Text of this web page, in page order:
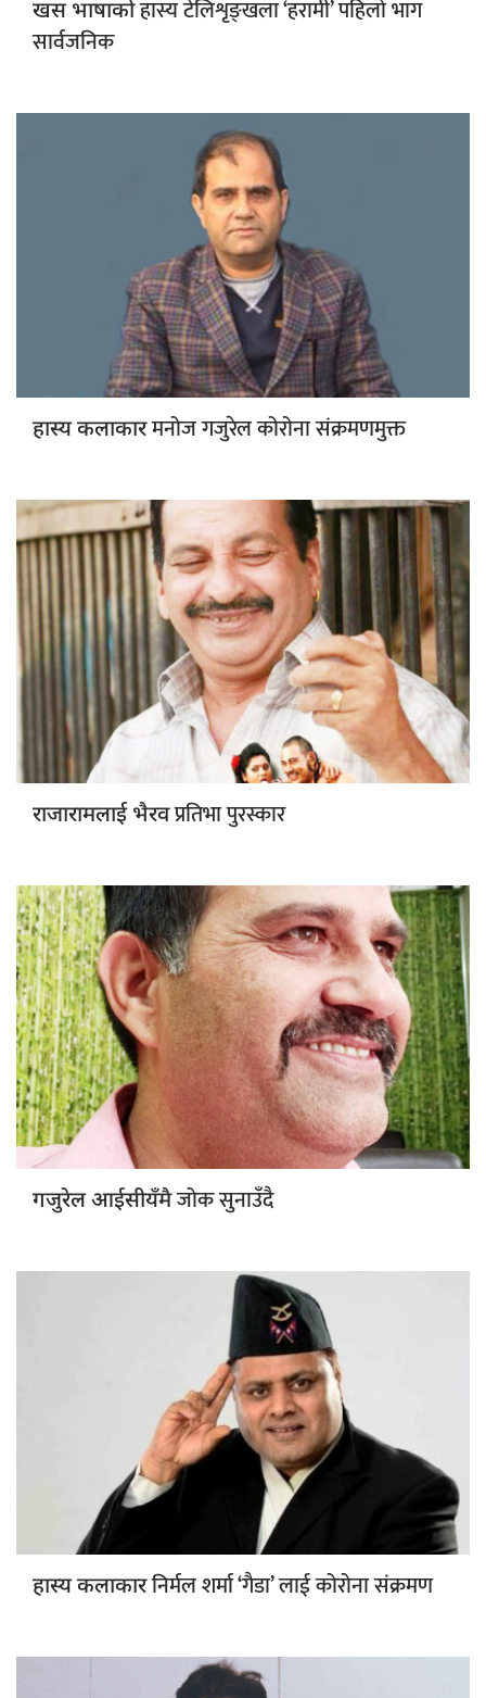
खस भाषाकोहास्य टेलिशृङ्खला ‘हरामी’ पहिलो भाग
सार्वजनिक
हास्य कलाकारमनोज गजुरेल कोरोना संक्रमणमुक्त
राजारामलाई भैरवप्रतिभा पुरस्कार
गजुरेल आईसीयँमैजोक सुनाउँदै
हास्य कलाकारनिर्मल शर्मा ‘गैडा’ लाई कोरोना संक्रमण